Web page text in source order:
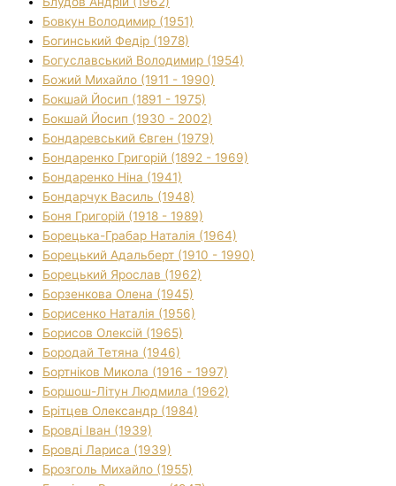
Бовкун Володимир (1951)
Богинський Федір (1978)
Богуславський Володимир (1954)
Божий Михайло (1911 - 1990)
Бокшай Йосип (1891 - 1975)
Бокшай Йосип (1930 - 2002)
Бондаревський Євген (1979)
Бондаренко Григорій (1892 - 1969)
Бондаренко Ніна (1941)
Бондарчук Василь (1948)
Боня Григорій (1918 - 1989)
Борецька-Грабар Наталія (1964)
Борецький Адальберт (1910 - 1990)
Борецький Ярослав (1962)
Борзенкова Олена (1945)
Борисенко Наталія (1956)
Борисов Олексій (1965)
Бородай Тетяна (1946)
Бортніков Микола (1916 - 1997)
Боршош-Літун Людмила (1962)
Брітцев Олександр (1984)
Бровді Іван (1939)
Бровді Лариса (1939)
Брозголь Михайло (1955)